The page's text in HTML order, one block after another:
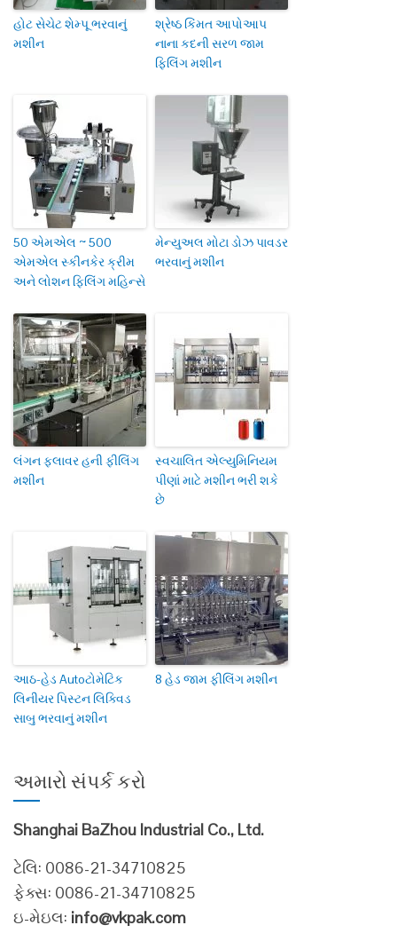
હોટ સેચેટ શેમ્પૂ ભરવાનું
મશીન
શ્રેષ્ઠ કિંમત આપોઆપ
નાના કદની સરળ જામ
ફિલિંગ મશીન
50 એમએલ ~ 500
એમએલ સ્કીનકેર ક્રીમ
અને લોશન ફિલિંગ મહિન્સે
મેન્યુઅલ મોટા ડોઝ પાવડર
ભરવાનું મશીન
લંગન ફ્લાવર હની ફીલિંગ
મશીન
સ્વચાલિત એલ્યુમિનિયમ
પીણાં માટે મશીન ભરી શકે
છે
આઠ-હેડ Autoટોમેટિક
લિનીયર પિસ્ટન લિક્વિડ
સાબુ ભરવાનું મશીન
8 હેડ જામ ફીલિંગ મશીન
અમારો સંપર્ક કરો
Shanghai BaZhou Industrial Co., Ltd.
ટેલિ: 0086-21-34710825
ફેક્સ: 0086-21-34710825
ઇ-મેઇલ: info@vkpak.com